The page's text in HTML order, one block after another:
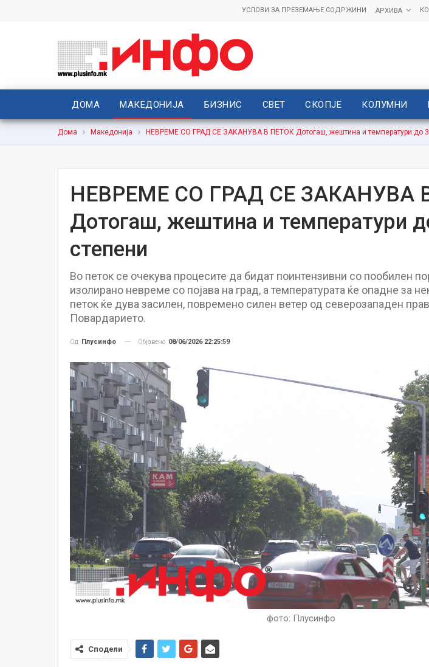
АРХИВА
УСЛОВИ ЗА ПРЕЗЕМАЊЕ СОДРЖИНИ
ДОМА МАКЕДОНИЈА БИЗНИС СВЕТ СКОПЈЕ КОЛУМНИ
Дома Македонија НЕВРЕМЕ СО ГРАД СЕ ЗАКАНУВА В ПЕТОК Дотогаш, жештина и температури до
НЕВРЕМЕ СО ГРАД СЕ ЗАКАНУВА
Дотогаш, жештина и температури
степени
Во петок се очекува процесите да бидат поинтензивни со пообилен
изолирано невреме со појава на град, а температурата ќе опадне за
петок ќе дува засилен, повремено силен ветер од северозападен
Повардарието.
Од Плусинфо Објавено 08/06/2026 22:25:59
фото: Плусинфо
Сподели